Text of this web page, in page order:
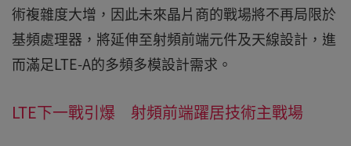
術複雜度大增，因此未來晶片商的戰場將不再局限於
基頻處理器，將延伸至射頻前端元件及天線設計，進
而滿足LTE-A的多頻多模設計需求。
LTE下一戰引爆 射頻前端躍居技術主戰場